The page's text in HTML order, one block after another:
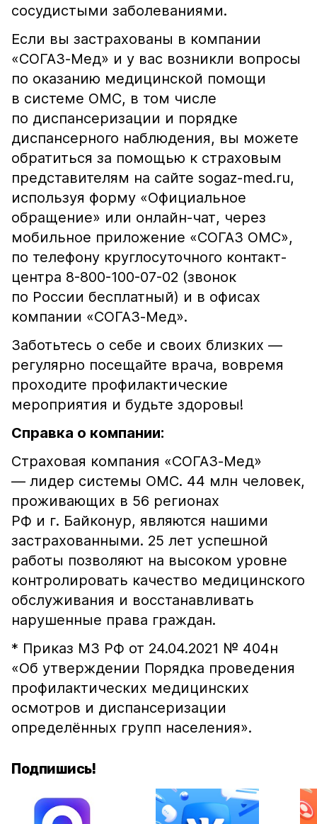
сосудистыми заболеваниями.
Если вы застрахованы в компании
«СОГАЗ-Мед» и у вас возникли вопросы
по оказанию медицинской помощи
в системе ОМС, в том числе
по диспансеризации и порядке
диспансерного наблюдения, вы можете
обратиться за помощью к страховым
представителям на сайте sogaz-med.ru,
используя форму «Официальное
обращение» или онлайн-чат, через
мобильное приложение «СОГАЗ ОМС»,
по телефону круглосуточного контакт-
центра 8-800-100-07-02 (звонок
по России бесплатный) и в офисах
компании «СОГАЗ-Мед».
Заботьтесь о себе и своих близких —
регулярно посещайте врача, вовремя
проходите профилактические
мероприятия и будьте здоровы!
Справка о компании:
Страховая компания «СОГАЗ-Мед»
— лидер системы ОМС. 44 млн человек,
проживающих в 56 регионах
РФ и г. Байконур, являются нашими
застрахованными. 25 лет успешной
работы позволяют на высоком уровне
контролировать качество медицинского
обслуживания и восстанавливать
нарушенные права граждан.
* Приказ МЗ РФ от 24.04.2021 № 404н
«Об утверждении Порядка проведения
профилактических медицинских
осмотров и диспансеризации
определённых групп населения».
Подпишись!